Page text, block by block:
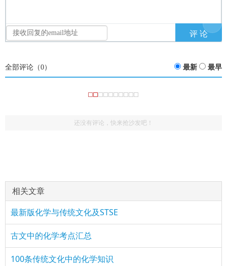
全部评论（0） 最新 最早
还没有评论，快来抢沙发吧！
href="/plus/view.php?aid=17357">高考化学传统文化知
有微信号
相关文章
最新版化学与传统文化及STSE
古文中的化学考点汇总
100条传统文化中的化学知识